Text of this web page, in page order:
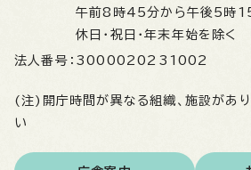
午前8時45分から午後5時
休日・祝日・年末年始を除く
法人番号： 3000020231002
(注)開庁時間が異なる組織、施設があ
い